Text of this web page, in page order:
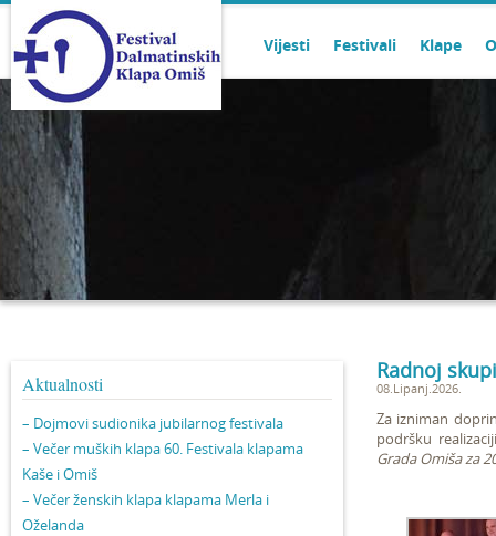
Vijesti Festivali Klape
Aktualnosti
– Dojmovi sudionika jubilarnog festivala
– Večer muških klapa 60. Festivala klapama
Kaše i Omiš
– Večer ženskih klapa klapama Merla i
Oželanda
Radnoj
08.Lipanj.2026.
Za izniman
podršku
Grada Omiša za